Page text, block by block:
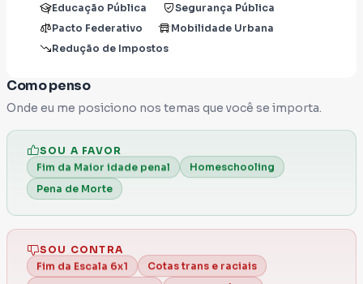
Hoje, como professor de inglês da rede
estadual, vive a realidade da educação
ao lado dos alunos e professores.
Une experiência militar com vivência direta
na educação.
Sabe o que é servir e sabe o que precisa
melhorar.
É preparo, responsabilidade e pé no chão.
Educação Pública
Segurança Pública
Pacto Federativo
Mobilidade Urbana
Redução de Impostos
Como penso
Onde eu me posiciono nos temas que você se importa.
SOU A FAVOR
Fim da Maior idade penal
Homeschooling
Pena de Morte
SOU CONTRA
Fim da Escala 6x1
Cotas trans e raciais